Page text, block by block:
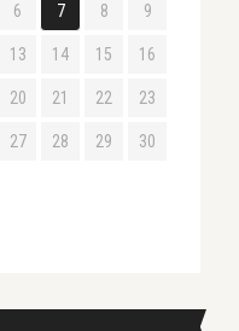
6 7 8 9
13 14 15 16
20 21 22 23
27 28 29 30